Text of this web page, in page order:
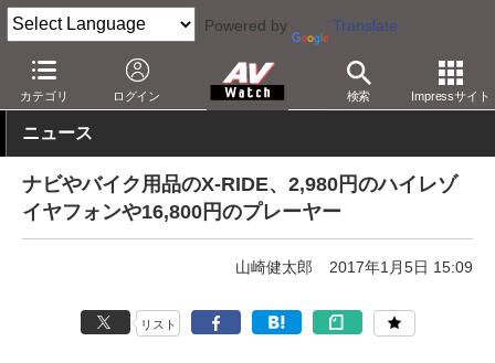
Powered by Translate
カテゴリ ログイン 検索 Impressサイト
AV Watch 製品 ヘッドフォン その他
ニュース
ナビやバイク用品のX-RIDE、2,980円のハイレゾ
イヤフォンや16,800円のプレーヤー
山崎健太郎 2017年1月5日 15:09
リスト